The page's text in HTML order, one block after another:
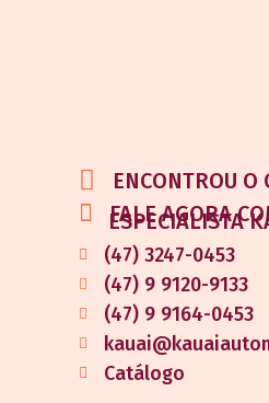
ENCONTROU O
FALE AGORA
ESPECIALISTA
(47) 3247-0453
(47) 9 9120-9133
(47) 9 9164-0453
Catálogo